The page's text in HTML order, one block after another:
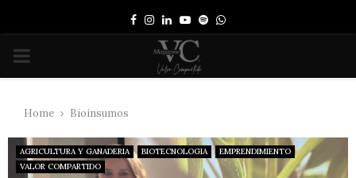
Facebook
Instagram
LinkedinYoutube
SpotifyWhatsapp
PRIMARY
Home Bioinsumos
AGRICULTURA Y GANADERIA BIOTECNOLOGIA
EMPRENDIMIENTO
VALOR COMPARTIDO